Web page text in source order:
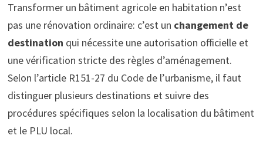
Transformer un bâtiment agricole en habitation n’est
pas une rénovation ordinaire: c’est un changement de
destination qui nécessite une autorisation officielle et
une vérification stricte des règles d’aménagement.
Selon l’article R151-27 du Code de l’urbanisme, il faut
distinguer plusieurs destinations et suivre des
procédures spécifiques selon la localisation du bâtiment
et le PLU local.